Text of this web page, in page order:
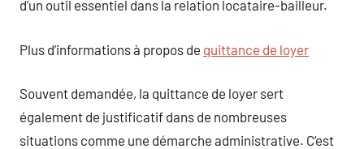
d’un outil essentiel dans la relation locataire-bailleur.
Plus d’informations à propos de quittance de loyer
Souvent demandée, la quittance de loyer sert
également de justificatif dans de nombreuses
situations comme une démarche administrative. C’est